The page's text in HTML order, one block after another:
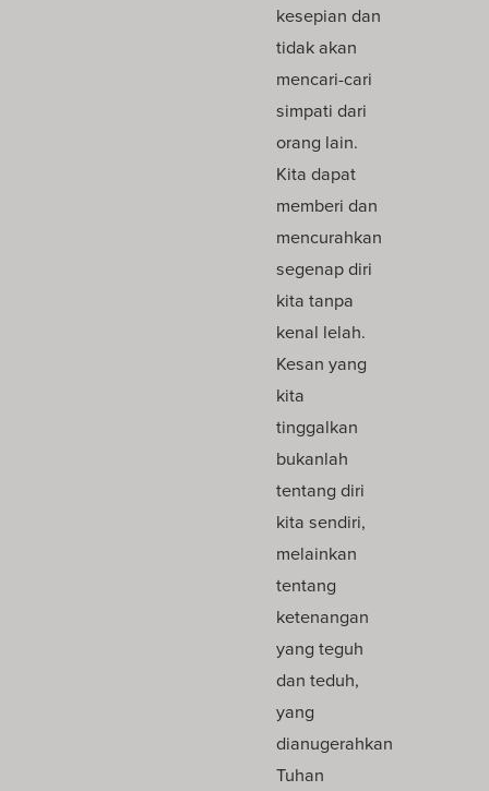
kesepian dan
tidak akan
mencari-cari
simpati dari
orang lain.
Kita dapat
memberi dan
mencurahkan
segenap diri
kita tanpa
kenal lelah.
Kesan yang
kita
tinggalkan
bukanlah
tentang diri
kita sendiri,
melainkan
tentang
ketenangan
yang teguh
dan teduh,
yang
dianugerahkan
Tuhan